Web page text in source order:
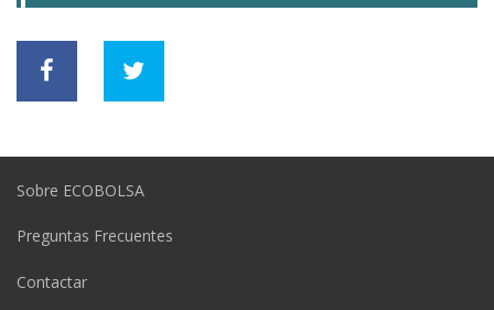
Sobre ECOBOLSA
Preguntas Frecuentes
Contactar